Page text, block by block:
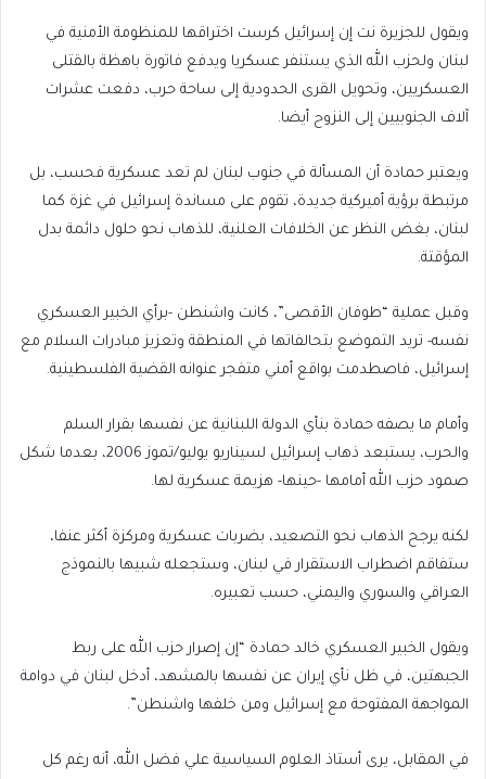
ويقول للجزيرة نت إن إسرائيل كرست اختراقها للمنظومة الأمنية في
لبنان ولحزب الله الذي يستنفر عسكريا ويدفع فاتورة باهظة بالقتلى
العسكريين، وتحويل القرى الحدودية إلى ساحة حرب، دفعت عشرات
آلاف الجنوبيين إلى النزوح أيضا.
ويعتبر حمادة أن المسألة في جنوب لبنان لم تعد عسكرية فحسب، بل
مرتبطة برؤية أميركية جديدة، تقوم على مساندة إسرائيل في غزة كما
لبنان، بغض النظر عن الخلافات العلنية، للذهاب نحو حلول دائمة بدل
المؤقتة.
وقبل عملية “طوفان الأقصى”، كانت واشنطن -برأي الخبير العسكري
نفسه- تريد التموضع بتحالفاتها في المنطقة وتعزيز مبادرات السلام مع
إسرائيل، فاصطدمت بواقع أمني متفجر عنوانه القضية الفلسطينية.
وأمام ما يصفه حمادة بنأي الدولة اللبنانية عن نفسها بقرار السلم
والحرب، يستبعد ذهاب إسرائيل لسيناريو يوليو/تموز 2006، بعدما شكل
صمود حزب الله أمامها -حينها- هزيمة عسكرية لها.
لكنه يرجح الذهاب نحو التصعيد، بضربات عسكرية ومركزة أكثر عنفا،
ستفاقم اضطراب الاستقرار في لبنان، وستجعله شبيها بالنموذج
العراقي والسوري واليمني، حسب تعبيره.
ويقول الخبير العسكري خالد حمادة “إن إصرار حزب الله على ربط
الجبهتين، في ظل نأي إيران عن نفسها بالمشهد، أدخل لبنان في دوامة
المواجهة المفتوحة مع إسرائيل ومن خلفها واشنطن”.
في المقابل، يرى أستاذ العلوم السياسية علي فضل الله، أنه رغم كل